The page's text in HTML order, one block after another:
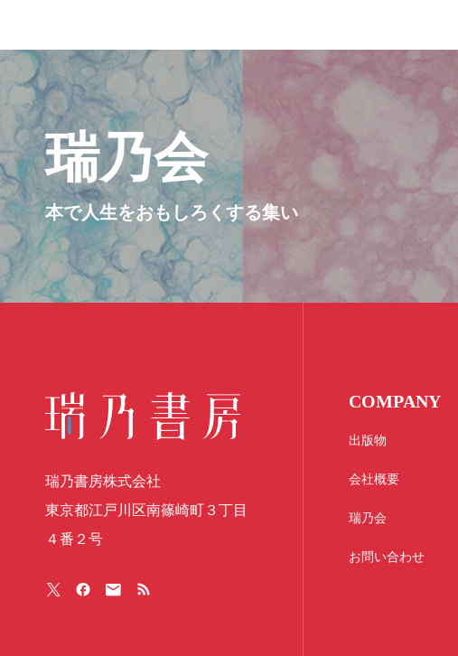
瑞乃会
本で人生をおもしろくする集い
瑞乃書房株式会社
東京都江戸川区南篠崎町３丁目
４番２号
COMPANY
出版物
会社概要
瑞乃会
お問い合わせ